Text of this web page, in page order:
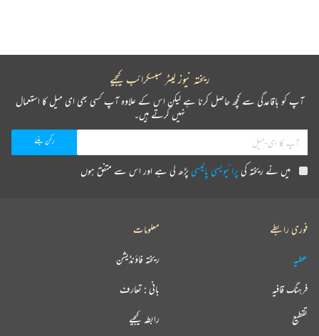
ریختہ نیوز لیٹر سبسکرائب کیجیے
آپ کو باقاعدگی سے کچھ حاصل کرنا ہے لیکن اس کے علاوہ آپ کسی بھی ای میل کا استعمال
نہیں کرتے ہیں۔
میں نے ریختہ کیپرائیویسی پالیسیپڑھ لی ہے اور اس سے متفق ہوں
فوری رابطے
عطیہ
فرہنگ قافیہ
تقطیع
معلومات
ریختہ فاؤنڈیشن
بانی : تعارف
رابطہ کیجیے